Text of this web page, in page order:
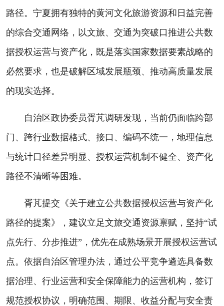
路径。宁夏拥有独特的黄河文化旅游资源和日益完善
的综合交通网络，以文旅、交通为突破口推进公共数
据授权运营与资产化，既是落实国家数据要素战略的
必然要求，也是破解区域发展瓶颈、推动高质量发展
的现实选择。
自治区政协委员胥芃调研发现，当前仍面临跨部
门、跨行业数据格式、接口、编码不统一，地理信息
与统计口径差异明显、授权运营机制不健全、资产化
路径不清晰等困难。
胥芃提交《关于建立公共数据授权运营与资产化
路径的提案》，建议立足文旅交通资源禀赋，坚持“试
点先行、分步推进”，优先在成熟场景开展授权运营试
点。依据自治区管理办法，通过公平竞争遴选具备数
据治理、行业运营和安全保障能力的运营机构，签订
规范授权协议，明确范围、期限、收益分配与安全责